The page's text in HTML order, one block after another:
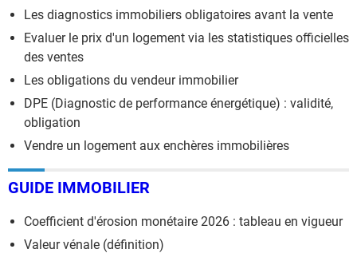
Les diagnostics immobiliers obligatoires avant la vente
Evaluer le prix d'un logement via les statistiques officielles
des ventes
Les obligations du vendeur immobilier
DPE (Diagnostic de performance énergétique) : validité,
obligation
Vendre un logement aux enchères immobilières
GUIDE IMMOBILIER
Coefficient d'érosion monétaire 2026 : tableau en vigueur
Valeur vénale (définition)